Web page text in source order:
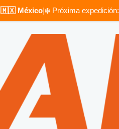
🇲🇽 México|❄️ Próxima expedición: